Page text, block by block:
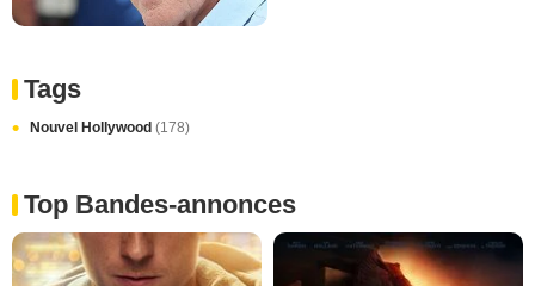
Tags
Nouvel Hollywood (178)
Top Bandes-annonces